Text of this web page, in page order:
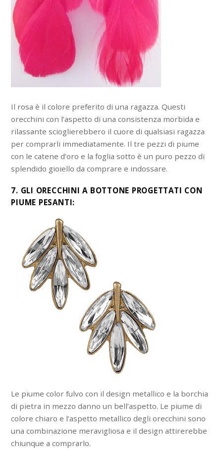
Il rosa è il colore preferito di una ragazza. Questi
orecchini con l’aspetto di una consistenza morbida e
rilassante scioglierebbero il cuore di qualsiasi ragazza
per comprarli immediatamente. Il tre pezzi di piume
con le catene d’oro e la foglia sotto è un puro pezzo di
splendido gioiello da comprare e indossare.
7. GLI ORECCHINI A BOTTONE PROGETTATI CON
PIUME PESANTI:
Le piume color fulvo con il design metallico e la borchia
di pietra in mezzo danno un bell’aspetto. Le piume di
colore chiaro e l’aspetto metallico degli orecchini sono
una combinazione meravigliosa e il design attirerebbe
chiunque a comprarlo.